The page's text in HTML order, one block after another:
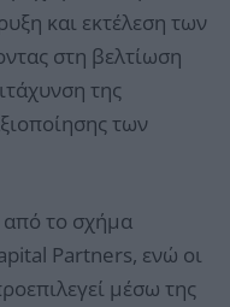
και εκτέλεση των
στη βελτίωση
της
των
από το σχήμα
Partners, ενώ οι
μέσω της